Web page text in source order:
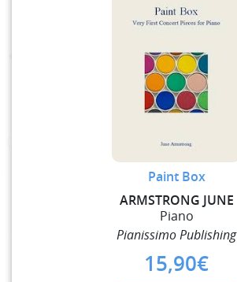
Paint Box
ARMSTRONG JUNE
Piano
Pianissimo Publishing
15,90€